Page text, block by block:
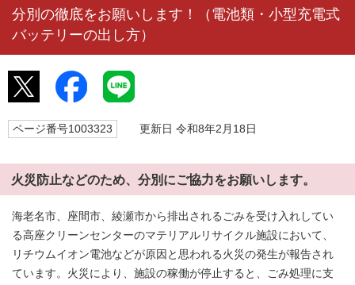
分別の徹底をお願いします！（電池類・小型充電式
バッテリーの出し方）
ページ番号1003323 更新日 令和8年2月18日
火災防止などのため、分別にご協力をお願いします。
海老名市、座間市、綾瀬市から排出されるごみを受け入れしてい
る高座クリーンセンターのマテリアルリサイクル施設において、
リチウムイオン電池などが原因と思われる火災の発生が報告され
ています。火災により、施設の稼働が停止すると、ごみ処理に支